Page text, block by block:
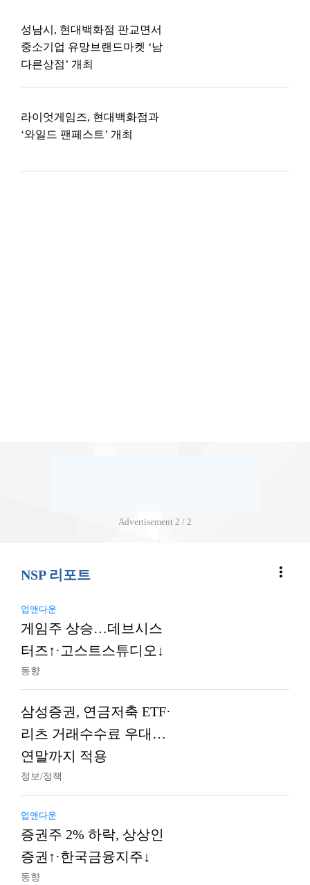
성남시, 현대백화점 판교면서
중소기업 유망브랜드마켓 ‘남
다른상점’ 개최
라이엇게임즈, 현대백화점과
‘와일드 팬페스트’ 개최
Advertisement 2 / 2
NSP 리포트 more_vert
업앤다운
게임주 상승…데브시스
터즈↑·고스트스튜디오↓
동향
삼성증권, 연금저축 ETF·
리츠 거래수수료 우대…
연말까지 적용
정보/정책
업앤다운
증권주 2% 하락, 상상인
증권↑·한국금융지주↓
동향